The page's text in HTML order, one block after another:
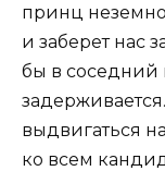
принц
и заберет нас
бы в соседний
выдвигаться
ко всем